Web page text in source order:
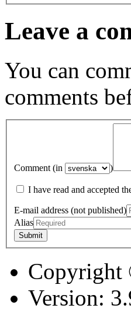
Leave a
You can
comments
Comment (in )
I have read and accepted
E-mail address (not published)
Alias
Copyright
Version: